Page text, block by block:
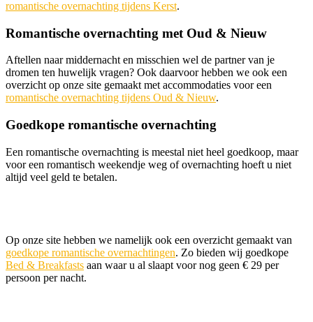
romantische overnachting tijdens Kerst.
Romantische overnachting met Oud & Nieuw
Aftellen naar middernacht en misschien wel de partner van je
dromen ten huwelijk vragen? Ook daarvoor hebben we ook een
overzicht op onze site gemaakt met accommodaties voor een
romantische overnachting tijdens Oud & Nieuw.
Goedkope romantische overnachting
Een romantische overnachting is meestal niet heel goedkoop, maar
voor een romantisch weekendje weg of overnachting hoeft u niet
altijd veel geld te betalen.
Op onze site hebben we namelijk ook een overzicht gemaakt van
goedkope romantische overnachtingen. Zo bieden wij goedkope
Bed & Breakfasts aan waar u al slaapt voor nog geen € 29 per
persoon per nacht.